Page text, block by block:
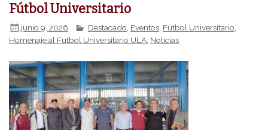
Fútbol Universitario
junio 9, 2026 Destacado Eventos Fútbol Universitario
Homenaje al Futbol Universitario ULA, Noticias